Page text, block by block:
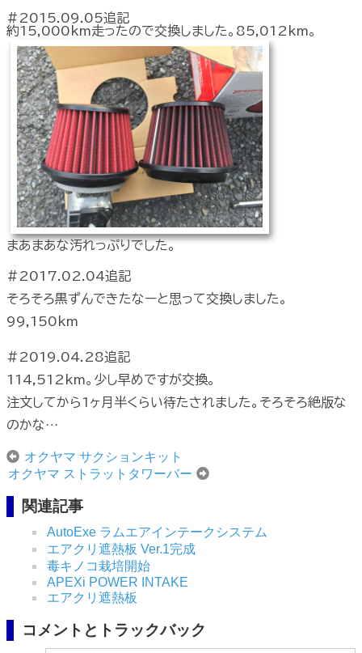
#2015.09.05追記
約15,000km走ったので交換しました。85,012km。
まあまあな汚れっぷりでした。
#2017.02.04追記
そろそろ黒ずんできたなーと思って交換しました。
99,150km
#2019.04.28追記
114,512km。少し早めですが交換。
注文してから1ヶ月半くらい待たされました。そろそろ絶版な
のかな…
オクヤマ サクションキット
オクヤマ ストラットタワーバー
関連記事
AutoExe ラムエアインテークシステム
エアクリ遮熱板 Ver.1完成
毒キノコ栽培開始
APEXi POWER INTAKE
エアクリ遮熱板
コメントとトラックバック